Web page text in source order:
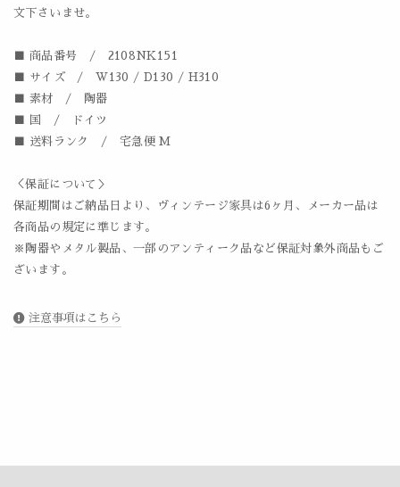
文下さいませ。
■ 商品番号 / 2108NK151
■ サイズ / W130 / D130 / H310
■ 素材 / 陶器
■ 国 / ドイツ
■ 送料ランク / 宅急便 M
＜保証について＞
保証期間はご納品日より、ヴィンテージ家具は6ヶ月、メーカー品は
各商品の規定に準じます。
※陶器やメタル製品、一部のアンティーク品など保証対象外商品もご
ざいます。
注意事項はこちら